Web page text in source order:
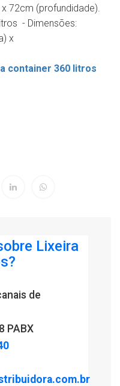
72cm (profundidade).
- Dimensões:
x
container 360 litros
Lixeira
de
PABX